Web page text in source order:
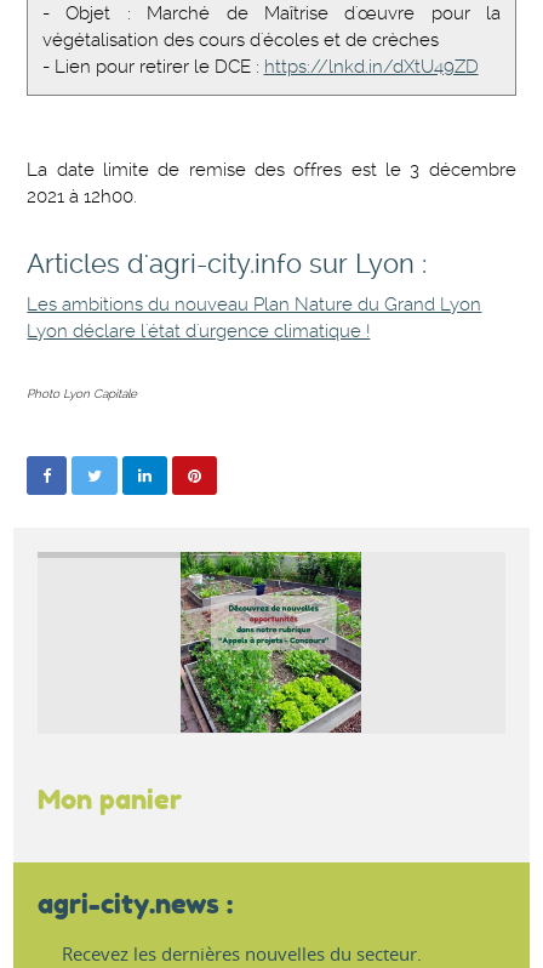
- Objet : Marché de Maîtrise d'œuvre pour la
végétalisation des cours d'écoles et de crèches
- Lien pour retirer le DCE : https://lnkd.in/dXtU49ZD
La date limite de remise des offres est le 3 décembre
2021 à 12h00.
Articles d'agri-city.info sur Lyon :
Les ambitions du nouveau Plan Nature du Grand Lyon
Lyon déclare l'état d'urgence climatique !
Photo Lyon Capitale
Mon panier
agri-city.news :
Recevez les dernières nouvelles du secteur.